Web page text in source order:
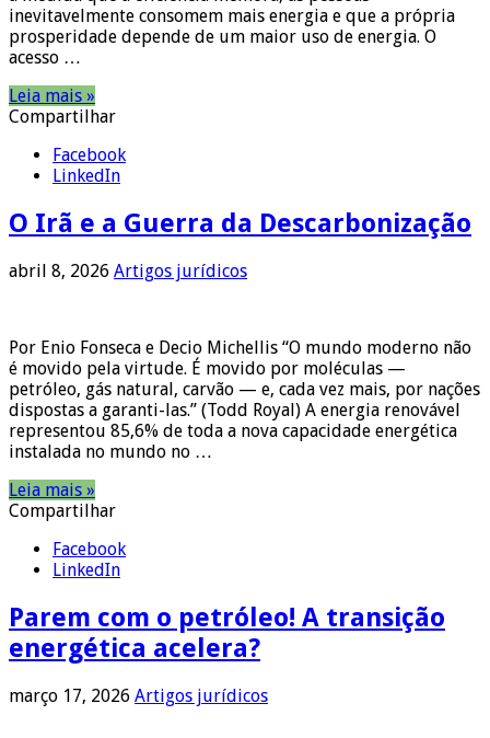
inevitavelmente consomem mais energia e que a própria
prosperidade depende de um maior uso de energia. O
acesso …
Leia mais »
Compartilhar
Facebook
LinkedIn
O Irã e a Guerra da Descarbonização
abril 8, 2026 Artigos jurídicos
Por Enio Fonseca e Decio Michellis “O mundo moderno não
é movido pela virtude. É movido por moléculas —
petróleo, gás natural, carvão — e, cada vez mais, por nações
dispostas a garanti-las.” (Todd Royal) A energia renovável
representou 85,6% de toda a nova capacidade energética
instalada no mundo no …
Leia mais »
Compartilhar
Facebook
LinkedIn
Parem com o petróleo! A transição
energética acelera?
março 17, 2026 Artigos jurídicos